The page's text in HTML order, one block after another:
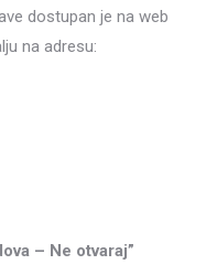
dostupan je na web
na adresu:
– Ne otvaraj”